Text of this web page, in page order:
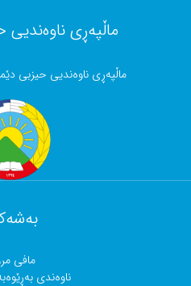
ماڵپەڕی
ماڵپەڕی ناوەندیی حیزبی
مافی
ناوەندی